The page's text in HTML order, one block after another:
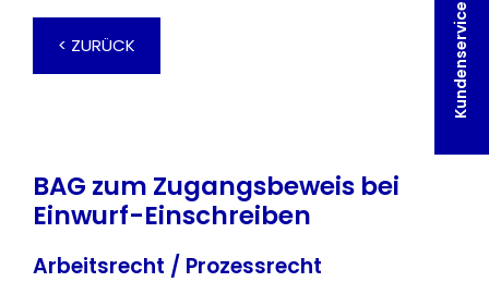
Kundenservice
< ZURÜCK
BAG zum Zugangsbeweis bei
Einwurf-Einschreiben
Arbeitsrecht / Prozessrecht